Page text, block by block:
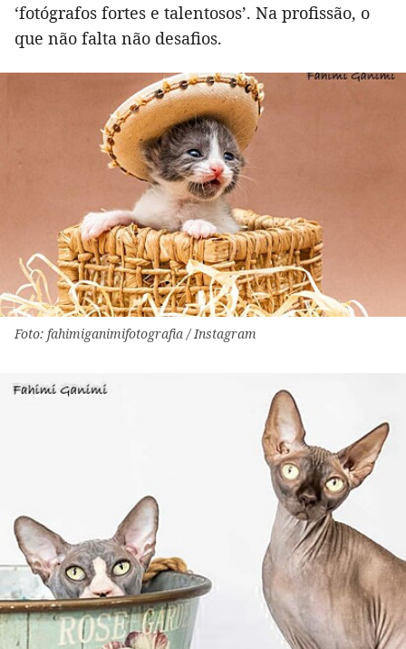
‘fotógrafos fortes e talentosos’. Na profissão, o
que não falta não desafios.
Foto: fahimiganimifotografia / Instagram